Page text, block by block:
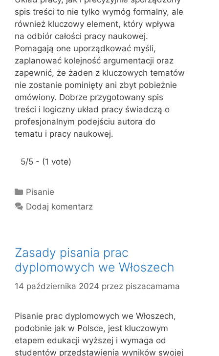
spis treści to nie tylko wymóg formalny, ale
również kluczowy element, który wpływa
na odbiór całości pracy naukowej.
Pomagają one uporządkować myśli,
zaplanować kolejność argumentacji oraz
zapewnić, że żaden z kluczowych tematów
nie zostanie pominięty ani zbyt pobieżnie
omówiony. Dobrze przygotowany spis
treści i logiczny układ pracy świadczą o
profesjonalnym podejściu autora do
tematu i pracy naukowej.
5/5 - (1 vote)
K
a
o
r
i
e
Pisanie
Dodaj komentarz
Zasady pisania prac
dyplomowych we Włoszech
14 października 2024 przez piszacamama
Pisanie prac dyplomowych we Włoszech,
podobnie jak w Polsce, jest kluczowym
etapem edukacji wyższej i wymaga od
studentów przedstawienia wyników swojej